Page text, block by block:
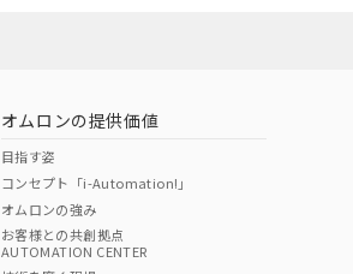
オムロンの提供価値
目指す姿
コンセプト「i-Automation!」
オムロンの強み
お客様との共創拠点
AUTOMATION CENTER